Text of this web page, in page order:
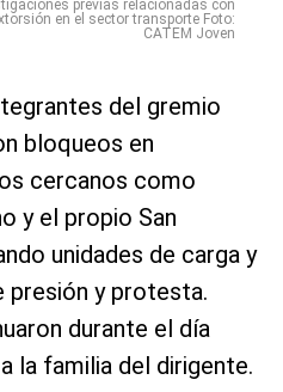
previas relacionadas con
en el sector transporte Foto:
CATEM Joven
del gremio
bloqueos en
cercanos como
y el propio San
unidades de carga y
presión y protesta.
durante el día
la familia del dirigente.